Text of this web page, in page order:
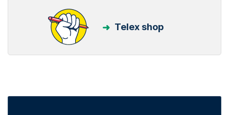
Telex shop